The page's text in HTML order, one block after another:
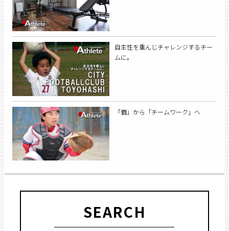
自主性を重んじチャレンジするチー
ムに。
「個」から「チームワーク」へ
SEARCH